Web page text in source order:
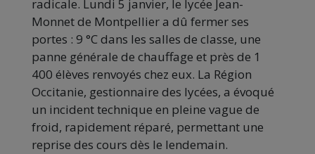
radicale. Lundi 5 janvier, le lycée Jean-
Monnet de Montpellier a dû fermer ses
portes : 9 °C dans les salles de classe, une
panne générale de chauffage et près de 1
400 élèves renvoyés chez eux. La Région
Occitanie, gestionnaire des lycées, a évoqué
un incident technique en pleine vague de
froid, rapidement réparé, permettant une
reprise des cours dès le lendemain.